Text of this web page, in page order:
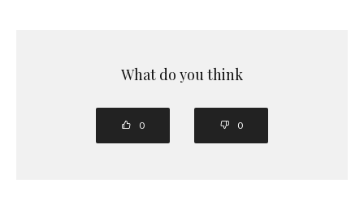
What do you think
0 0